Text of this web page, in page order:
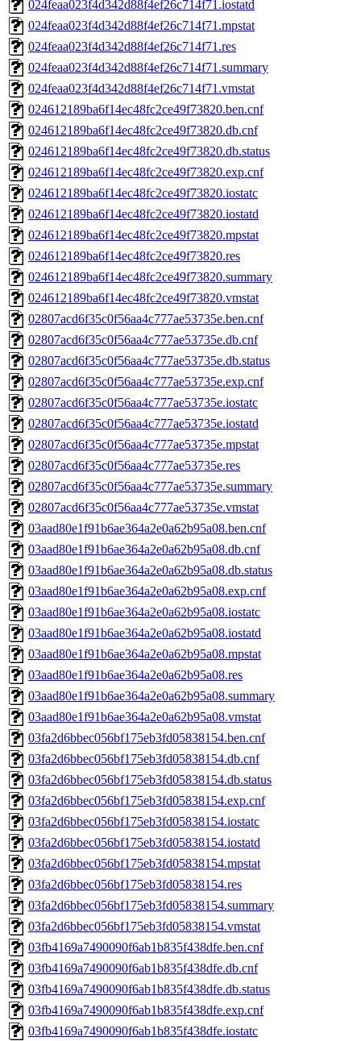
024feaa023f4d342d88f4ef26c714f71.iostatd
024feaa023f4d342d88f4ef26c714f71.mpstat
024feaa023f4d342d88f4ef26c714f71.res
024feaa023f4d342d88f4ef26c714f71.summary
024feaa023f4d342d88f4ef26c714f71.vmstat
024612189ba6f14ec48fc2ce49f73820.ben.cnf
024612189ba6f14ec48fc2ce49f73820.db.cnf
024612189ba6f14ec48fc2ce49f73820.db.status
024612189ba6f14ec48fc2ce49f73820.exp.cnf
024612189ba6f14ec48fc2ce49f73820.iostatc
024612189ba6f14ec48fc2ce49f73820.iostatd
024612189ba6f14ec48fc2ce49f73820.mpstat
024612189ba6f14ec48fc2ce49f73820.res
024612189ba6f14ec48fc2ce49f73820.summary
024612189ba6f14ec48fc2ce49f73820.vmstat
02807acd6f35c0f56aa4c777ae53735e.ben.cnf
02807acd6f35c0f56aa4c777ae53735e.db.cnf
02807acd6f35c0f56aa4c777ae53735e.db.status
02807acd6f35c0f56aa4c777ae53735e.exp.cnf
02807acd6f35c0f56aa4c777ae53735e.iostatc
02807acd6f35c0f56aa4c777ae53735e.iostatd
02807acd6f35c0f56aa4c777ae53735e.mpstat
02807acd6f35c0f56aa4c777ae53735e.res
02807acd6f35c0f56aa4c777ae53735e.summary
02807acd6f35c0f56aa4c777ae53735e.vmstat
03aad80e1f91b6ae364a2e0a62b95a08.ben.cnf
03aad80e1f91b6ae364a2e0a62b95a08.db.cnf
03aad80e1f91b6ae364a2e0a62b95a08.db.status
03aad80e1f91b6ae364a2e0a62b95a08.exp.cnf
03aad80e1f91b6ae364a2e0a62b95a08.iostatc
03aad80e1f91b6ae364a2e0a62b95a08.iostatd
03aad80e1f91b6ae364a2e0a62b95a08.mpstat
03aad80e1f91b6ae364a2e0a62b95a08.res
03aad80e1f91b6ae364a2e0a62b95a08.summary
03aad80e1f91b6ae364a2e0a62b95a08.vmstat
03fa2d6bbec056bf175eb3fd05838154.ben.cnf
03fa2d6bbec056bf175eb3fd05838154.db.cnf
03fa2d6bbec056bf175eb3fd05838154.db.status
03fa2d6bbec056bf175eb3fd05838154.exp.cnf
03fa2d6bbec056bf175eb3fd05838154.iostatc
03fa2d6bbec056bf175eb3fd05838154.iostatd
03fa2d6bbec056bf175eb3fd05838154.mpstat
03fa2d6bbec056bf175eb3fd05838154.res
03fa2d6bbec056bf175eb3fd05838154.summary
03fa2d6bbec056bf175eb3fd05838154.vmstat
03fb4169a7490090f6ab1b835f438dfe.ben.cnf
03fb4169a7490090f6ab1b835f438dfe.db.cnf
03fb4169a7490090f6ab1b835f438dfe.db.status
03fb4169a7490090f6ab1b835f438dfe.exp.cnf
03fb4169a7490090f6ab1b835f438dfe.iostatc